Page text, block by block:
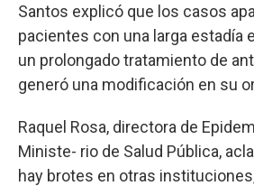
Santos explicó que los casos
pacientes con una larga estadía
un prolongado tratamiento de
generó una modificación en su
Raquel Rosa, directora de
Ministe- rio de Salud Pública,
hay brotes en otras